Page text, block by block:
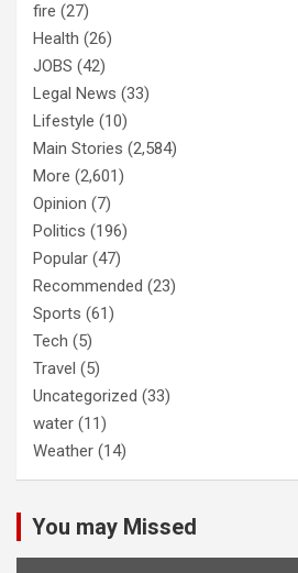
fire (27)
Health (26)
JOBS (42)
Legal News (33)
Lifestyle (10)
Main Stories (2,584)
More (2,601)
Opinion (7)
Politics (196)
Popular (47)
Recommended (23)
Sports (61)
Tech (5)
Travel (5)
Uncategorized (33)
water (11)
Weather (14)
You may Missed